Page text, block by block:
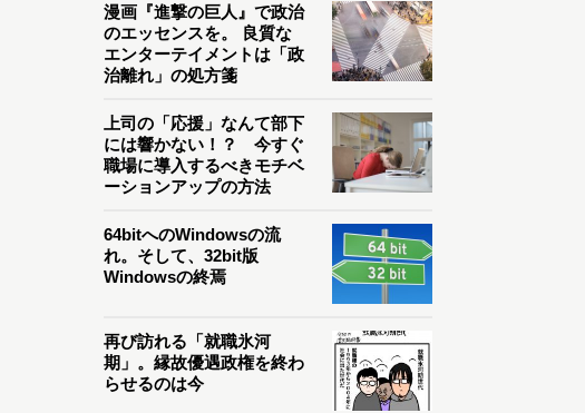
漫画『進撃の巨人』で政治
のエッセンスを。 良質な
エンターテイメントは「政
治離れ」の処方箋
上司の「応援」なんて部下
には響かない！？ 今すぐ
職場に導入するべきモチベ
ーションアップの方法
64bitへのWindowsの流
れ。そして、32bit版
Windowsの終焉
再び訪れる「就職氷河
期」。縁故優遇政権を終わ
らせるのは今